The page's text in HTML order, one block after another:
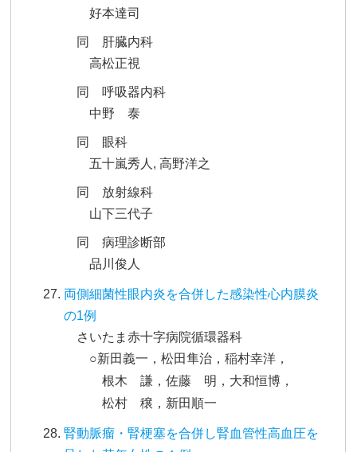
好本達司
同 肝臓内科
高松正視
同 呼吸器内科
中野 泰
同 眼科
五十嵐秀人, 高野洋之
同 放射線科
山下三代子
同 病理診断部
品川俊人
両側細菌性眼内炎を合併した感染性心内膜炎
の1例
さいたま赤十字病院循環器科
○新田義一，松田隼治，稲村幸洋，
根木 謙，佐藤 明，大和恒博，
松村 穣，新田順一
腎動脈瘤・腎梗塞を合併し腎血管性高血圧を